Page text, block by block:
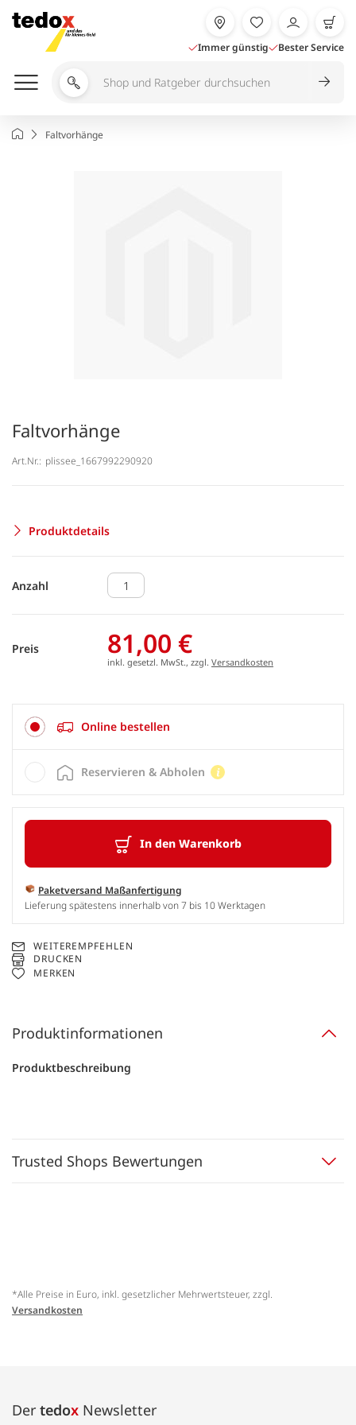
Inhalt
springen
Immer günstig Bester Service
Shop
durchsuchen
StartseiteFaltvorhänge
Faltvorhänge
Art.Nr.: plissee_1667992290920
Produktdetails
Anzahl
Preis 81,00 €
inkl. gesetzl. MwSt., zzgl. Versandkosten
Online bestellen
In den Warenkorb
Paketversand Maßanfertigung
Lieferung spätestens innerhalb von 7 bis 10 Werktagen
Reservieren & Abholen
WEITEREMPFEHLEN
DRUCKEN
MERKEN
Produktinformationen
Produktbeschreibung
Trusted Shops Bewertungen
*Alle Preise in Euro, inkl. gesetzlicher Mehrwertsteuer, zzgl.
Versandkosten
Der tedox Newsletter